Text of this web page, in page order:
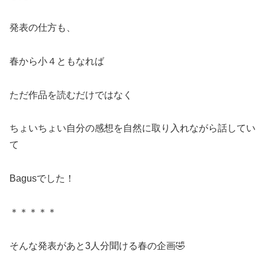
発表の仕方も、
春から小４ともなれば
ただ作品を読むだけではなく
ちょいちょい自分の感想を自然に取り入れながら話してい
て
Bagusでした！
＊＊＊＊＊
そんな発表があと3人分聞ける春の企画🤣